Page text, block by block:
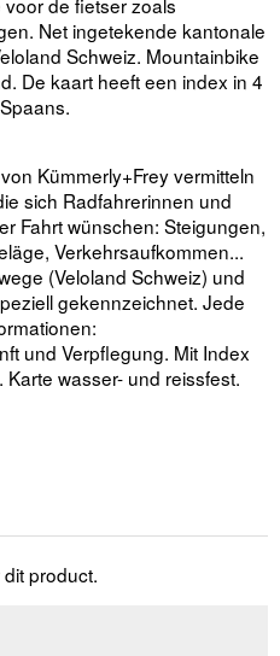
Net ingetekende kantonale
Schweiz. Mountainbike
De kaart heeft een index in 4
Kümmerly+Frey vermitteln
sich Radfahrerinnen und
Fahrt wünschen: Steigungen,
Verkehrsaufkommen...
(Veloland Schweiz) und
gekennzeichnet. Jede
und Verpflegung. Mit Index
wasser- und reissfest.
product.